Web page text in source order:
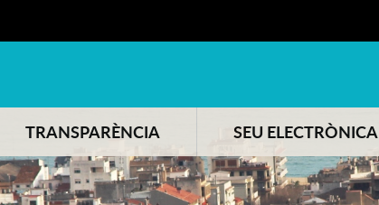
TRANSPARÈNCIA SEU ELECTRÒNICA